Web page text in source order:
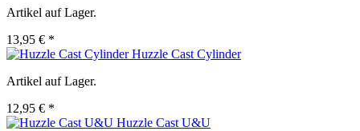
Artikel auf Lager.
13,95 € *
Huzzle Cast Cylinder
Artikel auf Lager.
12,95 € *
Huzzle Cast U&U